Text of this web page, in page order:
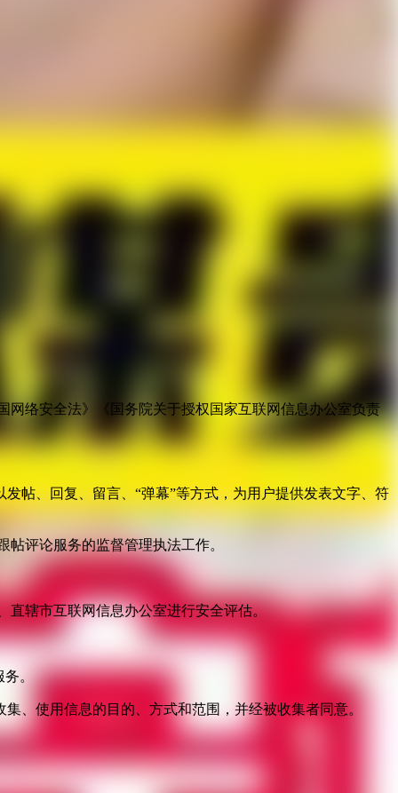
络安全法》《国务院关于授权国家互联网信息办公室负责
帖、回复、留言、“弹幕”等方式，为用户提供发表文字、符
评论服务的监督管理执法工作。
直辖市互联网信息办公室进行安全评估。
。
、使用信息的目的、方式和范围，并经被收集者同意。